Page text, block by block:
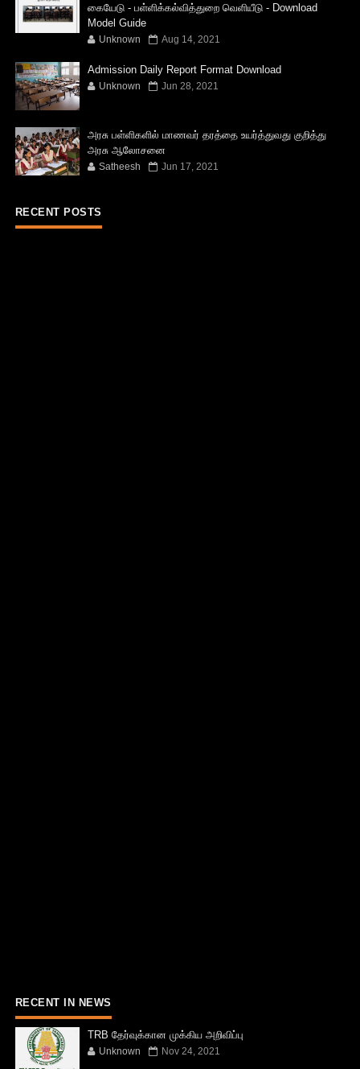
கையேடு - பள்ளிக்கல்வித்துறை வெளியீடு - Download
Model Guide
Unknown Aug 14, 2021
Admission Daily Report Format Download
Unknown Jun 28, 2021
அரசு பள்ளிகளில் மாணவர் தரத்தை உயர்த்துவது குறித்து
அரசு ஆலோசனை
Satheesh Jun 17, 2021
RECENT POSTS
RECENT IN NEWS
TRB தேர்வுக்கான முக்கிய அறிவிப்பு
Unknown Nov 24, 2021